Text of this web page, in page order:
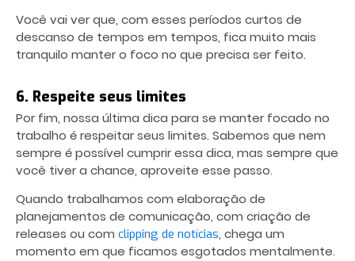
Você vai ver que, com esses períodos curtos de
descanso de tempos em tempos, fica muito mais
tranquilo manter o foco no que precisa ser feito.
6. Respeite seus limites
Por fim, nossa última dica para se manter focado no
trabalho é respeitar seus limites. Sabemos que nem
sempre é possível cumprir essa dica, mas sempre que
você tiver a chance, aproveite esse passo.
Quando trabalhamos com elaboração de
planejamentos de comunicação, com criação de
releases ou com clipping de notícias, chega um
momento em que ficamos esgotados mentalmente.